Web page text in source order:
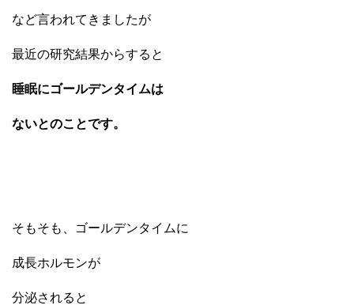
など言われてきましたが
最近の研究結果からすると
睡眠にゴールデンタイムは
ないとのことです。
そもそも、ゴールデンタイムに
成長ホルモンが
分泌されると